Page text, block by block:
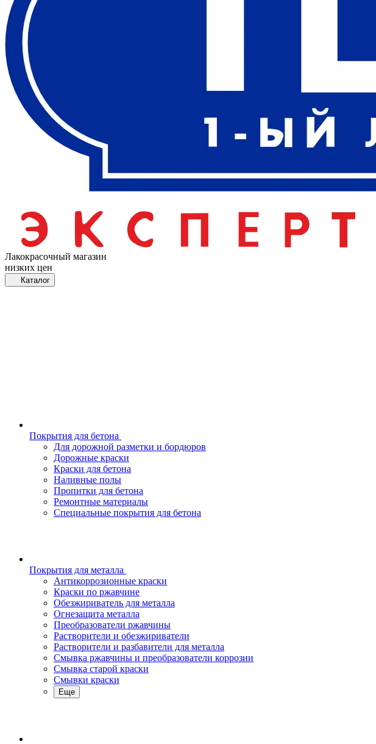
Лакокрасочный магазин
низких цен
Каталог
Покрытия для бетона
Для дорожной разметки и бордюров
Дорожные краски
Краски для бетона
Наливные полы
Пропитки для бетона
Ремонтные материалы
Специальные покрытия для бетона
Покрытия для металла
Антикоррозионные краски
Краски по ржавчине
Обезжириватель для металла
Огнезащита металла
Преобразователи ржавчины
Растворители и обезжириватели
Растворители и разбавители для металла
Смывка ржавчины и преобразователи коррозии
Смывка старой краски
Смывки краски
Еще